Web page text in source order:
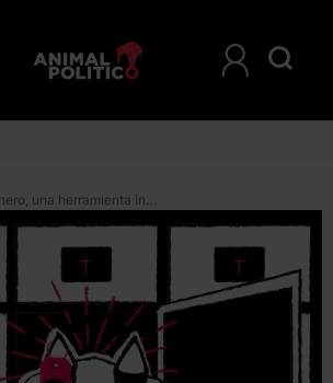
La alerta de género, una herramienta ineficaz para detener los asesinatos de mujeres